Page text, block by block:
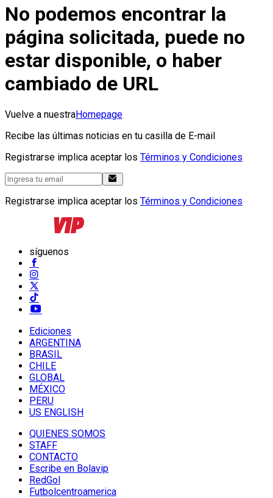
No podemos encontrar la
página solicitada, puede no
estar disponible, o haber
cambiado de URL
Vuelve a nuestraHomepage
Recibe las últimas noticias en tu casilla de E-mail
Registrarse implica aceptar los Términos y Condiciones
Registrarse implica aceptar los Términos y Condiciones
síguenos
Ediciones
ARGENTINA
BRASIL
CHILE
GLOBAL
MÉXICO
PERU
US ENGLISH
QUIENES SOMOS
STAFF
CONTACTO
Escribe en Bolavip
RedGol
Futbolcentroamerica